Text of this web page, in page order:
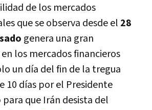
de los mercados
que se observa desde el 28
genera una gran
los mercados financieros
un día del fin de la tregua
10 días por el Presidente
que Irán desista del